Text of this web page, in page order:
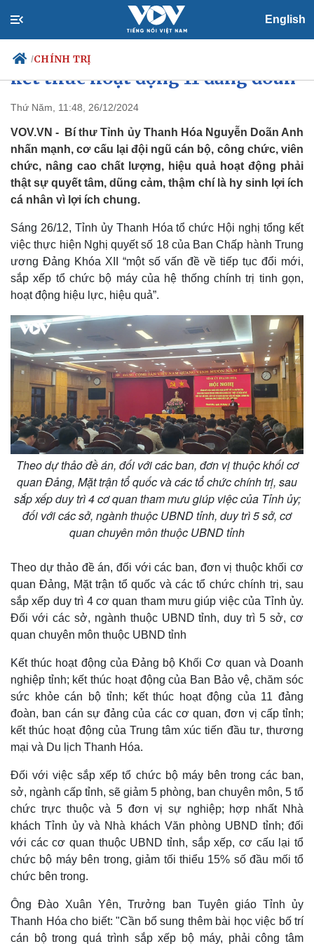
English
/CHÍNH TRỊ
Chính trị
Đảng
Tổ chức nhân sự
Quốc hội
Nhận diện sự thật
Xã hội
Tin 24h
Dự báo thời tiết
Giáo dục
Biển đảo
Thế giới
Quan sát
Cuộc sống đó đây
Video
Ảnh
Thanh Hóa dự kiến duy trì 5 sở,
kết thúc hoạt động 11 đảng đoàn
Thứ Năm, 11:48, 26/12/2024
VOV.VN - Bí thư Tỉnh ủy Thanh Hóa Nguyễn Doãn Anh
nhấn mạnh, cơ cấu lại đội ngũ cán bộ, công chức, viên
chức, nâng cao chất lượng, hiệu quả hoạt động phải
thật sự quyết tâm, dũng cảm, thậm chí là hy sinh lợi ích
cá nhân vì lợi ích chung.
Sáng 26/12, Tỉnh ủy Thanh Hóa tổ chức Hội nghị tổng kết
việc thực hiện Nghị quyết số 18 của Ban Chấp hành Trung
ương Đảng Khóa XII “một số vấn đề về tiếp tục đổi mới,
sắp xếp tổ chức bộ máy của hệ thống chính trị tinh gọn,
hoạt động hiệu lực, hiệu quả”.
Theo dự thảo đề án, đối với các ban, đơn vị thuộc khối cơ
quan Đảng, Mặt trận tổ quốc và các tổ chức chính trị, sau
sắp xếp duy trì 4 cơ quan tham mưu giúp việc của Tỉnh ủy;
đối với các sở, ngành thuộc UBND tỉnh, duy trì 5 sở, cơ
quan chuyên môn thuộc UBND tỉnh
Theo dự thảo đề án, đối với các ban, đơn vị thuộc khối cơ
quan Đảng, Mặt trận tổ quốc và các tổ chức chính trị, sau
sắp xếp duy trì 4 cơ quan tham mưu giúp việc của Tỉnh ủy.
Đối với các sở, ngành thuộc UBND tỉnh, duy trì 5 sở, cơ
quan chuyên môn thuộc UBND tỉnh
Kết thúc hoạt động của Đảng bộ Khối Cơ quan và Doanh
nghiệp tỉnh; kết thúc hoạt động của Ban Bảo vệ, chăm sóc
sức khỏe cán bộ tỉnh; kết thúc hoạt động của 11 đảng
đoàn, ban cán sự đảng của các cơ quan, đơn vị cấp tỉnh;
kết thúc hoạt động của Trung tâm xúc tiến đầu tư, thương
mại và Du lịch Thanh Hóa.
Đối với việc sắp xếp tổ chức bộ máy bên trong các ban,
sở, ngành cấp tỉnh, sẽ giảm 5 phòng, ban chuyên môn, 5 tổ
chức trực thuộc và 5 đơn vị sự nghiệp; hợp nhất Nhà
khách Tỉnh ủy và Nhà khách Văn phòng UBND tỉnh; đối
với các cơ quan thuộc UBND tỉnh, sắp xếp, cơ cấu lại tổ
chức bộ máy bên trong, giảm tối thiểu 15% số đầu mối tổ
chức bên trong.
Ông Đào Xuân Yên, Trưởng ban Tuyên giáo Tỉnh ủy
Thanh Hóa cho biết: "Cần bổ sung thêm bài học việc bố trí
cán bộ trong quá trình sắp xếp bộ máy, phải công tâm